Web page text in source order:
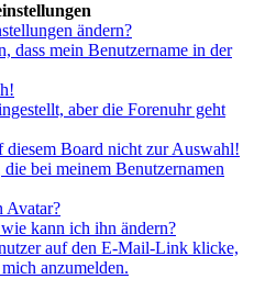
ändern?
dass mein Benutzername in der
aber die Forenuhr geht
diesem Board nicht zur Auswahl!
bei meinem Benutzernamen
Avatar?
kann ich ihn ändern?
auf den E-Mail-Link klicke,
anzumelden.